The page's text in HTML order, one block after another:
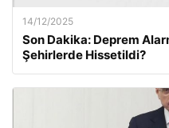
14/12/2025
Son Dakika: Deprem
Şehirlerde Hissetildi?